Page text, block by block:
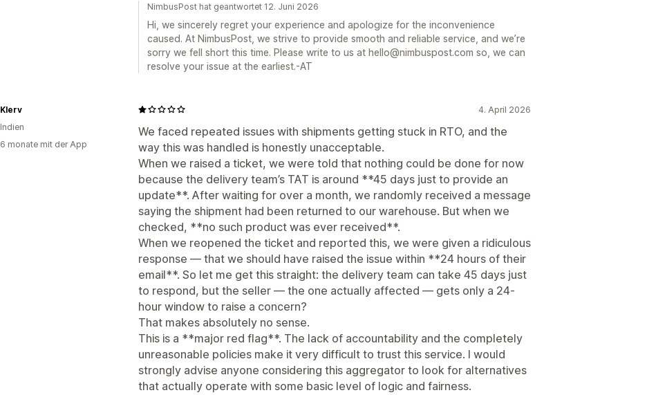
NimbusPost hat geantwortet 12. Juni 2026
Hi, we sincerely regret your experience and apologize for the inconvenience
caused. At NimbusPost, we strive to provide smooth and reliable service, and we’re
sorry we fell short this time. Please write to us at hello@nimbuspost.com so, we can
resolve your issue at the earliest.-AT
4. April 2026
We faced repeated issues with shipments getting stuck in RTO, and the
way this was handled is honestly unacceptable.
When we raised a ticket, we were told that nothing could be done for now
because the delivery team’s TAT is around **45 days just to provide an
update**. After waiting for over a month, we randomly received a message
saying the shipment had been returned to our warehouse. But when we
checked, **no such product was ever received**.
When we reopened the ticket and reported this, we were given a ridiculous
response — that we should have raised the issue within **24 hours of their
email**. So let me get this straight: the delivery team can take 45 days just
to respond, but the seller — the one actually affected — gets only a 24-
hour window to raise a concern?
That makes absolutely no sense.
This is a **major red flag**. The lack of accountability and the completely
unreasonable policies make it very difficult to trust this service. I would
strongly advise anyone considering this aggregator to look for alternatives
that actually operate with some basic level of logic and fairness.
Klerv
Indien
6 monate mit der App